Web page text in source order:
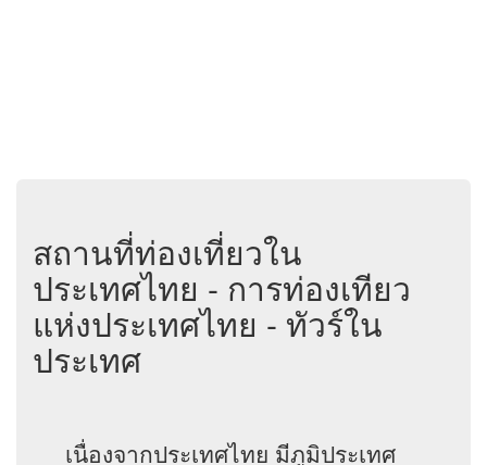
สถานที่ท่องเที่ยวใน
ประเทศไทย - การท่องเทียว
แห่งประเทศไทย - ทัวร์ใน
ประเทศ
เนื่องจากประเทศไทย มีภูมิประเทศ